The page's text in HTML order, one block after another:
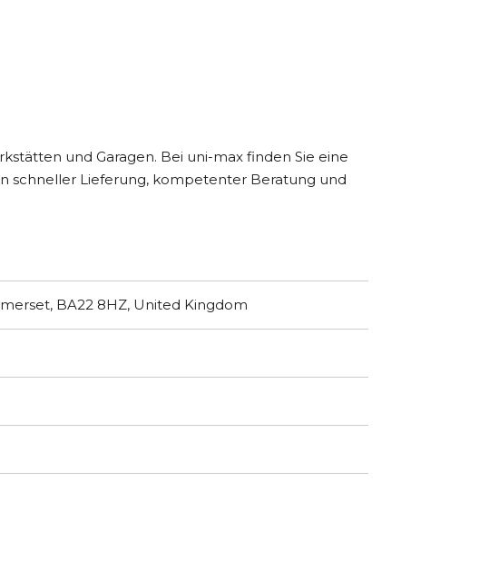
und Garagen. Bei uni-max finden Sie eine
schneller Lieferung, kompetenter Beratung und
BA22 8HZ, United Kingdom